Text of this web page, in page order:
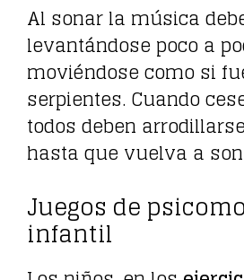
Al sonar la música
levantándose poco a
moviéndose como si
serpientes. Cuando
todos deben
hasta que vuelva a
Juegos de
infantil